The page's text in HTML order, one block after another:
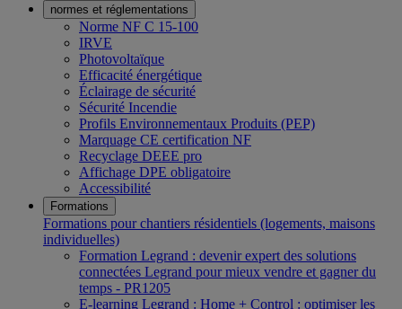
normes et réglementations
Norme NF C 15-100
IRVE
Photovoltaïque
Efficacité énergétique
Éclairage de sécurité
Sécurité Incendie
Profils Environnementaux Produits (PEP)
Marquage CE certification NF
Recyclage DEEE pro
Affichage DPE obligatoire
Accessibilité
Formations
Formations pour chantiers résidentiels (logements, maisons
individuelles)
Formation Legrand : devenir expert des solutions
connectées Legrand pour mieux vendre et gagner du
temps - PR1205
E-learning Legrand : Home + Control : optimiser les